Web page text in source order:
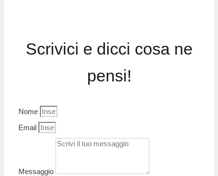
Scrivici e dicci cosa ne
pensi!
Nome
Email
Messaggio